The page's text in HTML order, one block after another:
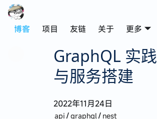
博客 项目 友链 关于 更多
GraphQL 实践
与服务搭建
2022年11月24日
api/graphql/ nest